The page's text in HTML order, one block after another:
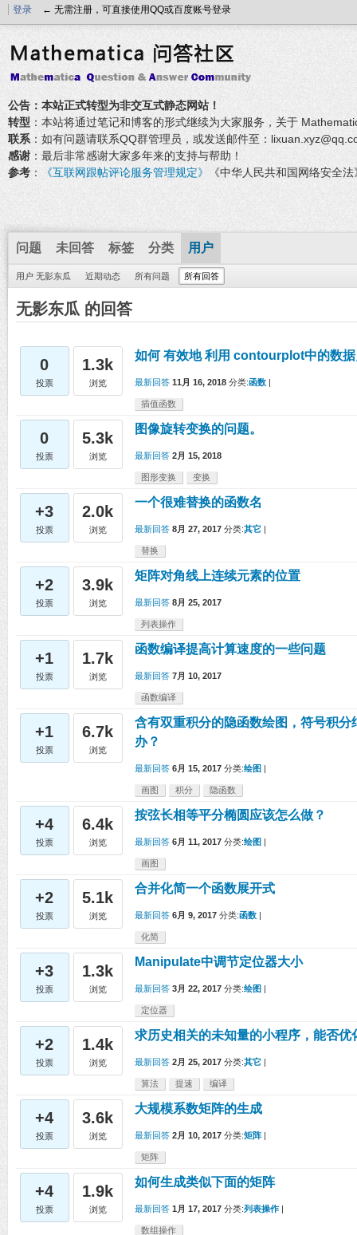
登录 ← 无需注册，可直接使用QQ或百度账号登录
公告：本站正式转型为非交互式静态网站！
转型 ：本站将通过笔记和博客的形式继续为大家服务，关于
联系 ：如有问题请联系QQ群管理员，或发送邮件至：
感谢 ：最后非常感谢大家多年来的支持与帮助！
参考 ： 《互联网跟帖评论服务管理规定》 《中华人民共和国网络安全
问题 未回答 标签 分类 用户
用户 无影东瓜 近期动态 所有问题 所有回答
无影东瓜 的回答
0
投票
1.3k
浏览
如何 有效地 利用 contourplot中的数
最新回答 11月 16, 2018 分类:函数
插值函数
0
投票
5.3k
浏览
图像旋转变换的问题。
最新回答 2月 15, 2018
图形变换 变换
+3
投票
2.0k
浏览
一个很难替换的函数名
最新回答 8月 27, 2017 分类:其它
替换
+2
投票
3.9k
浏览
矩阵对角线上连续元素的位置
最新回答 8月 25, 2017
列表操作
+1
投票
1.7k
浏览
函数编译提高计算速度的一些问题
最新回答 7月 10, 2017
函数编译
+1
投票
6.7k
浏览
含有双重积分的隐函数绘图，符号积
办？
最新回答 6月 15, 2017 分类:绘图
画图 积分 隐函数
+4
投票
6.4k
浏览
按弦长相等平分椭圆应该怎么做？
最新回答 6月 11, 2017 分类:绘图
画图
+2
投票
5.1k
浏览
合并化简一个函数展开式
最新回答 6月 9, 2017 分类:函数
化简
+3
投票
1.3k
浏览
Manipulate中调节定位器大小
最新回答 3月 22, 2017 分类:绘图
定位器
+2
投票
1.4k
浏览
求历史相关的未知量的小程序，能否优
最新回答 2月 25, 2017 分类:其它
算法 提速 编译
+4
投票
3.6k
浏览
大规模系数矩阵的生成
最新回答 2月 10, 2017 分类:矩阵
矩阵
+4
投票
1.9k
浏览
如何生成类似下面的矩阵
最新回答 1月 17, 2017 分类:列表操作
数组操作